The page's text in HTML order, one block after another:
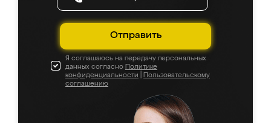
Отправить
Я соглашаюсь на передачу персональных
данных согласно Политике
конфиденциальности
Пользовательскому
соглашению